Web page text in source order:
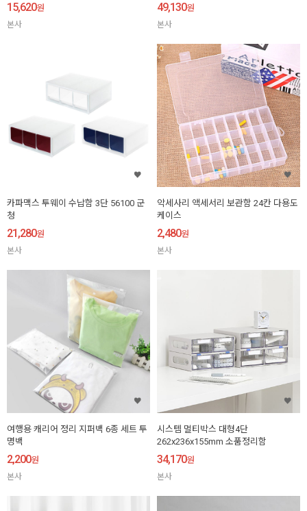
15,620원
본사
49,130원
본사
카파맥스 투웨이 수납함 3단 56100 군
청
21,280원
본사
악세사리 액세서리 보관함 24칸 다용도
케이스
2,480원
본사
여행용 캐리어 정리 지퍼백 6종 세트 투
명백
2,200원
본사
시스템 멀티박스 대형4단
262x236x155mm 소품정리함
34,170원
본사